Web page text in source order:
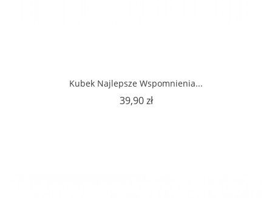
Kubek Najlepsze Wspomnienia...
39,90 złCena